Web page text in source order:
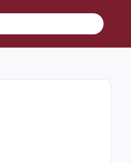
Nuevo Gasometro - Pedro